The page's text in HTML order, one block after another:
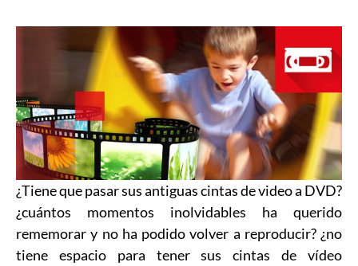
¿Tiene que pasar sus antiguas cintas de video a DVD?
¿cuántos momentos inolvidables ha querido
rememorar y no ha podido volver a reproducir? ¿no
tiene espacio para tener sus cintas de vídeo